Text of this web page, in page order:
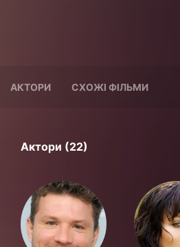
АКТОРИ СХОЖІ ФІЛЬМИ
Актори (22)